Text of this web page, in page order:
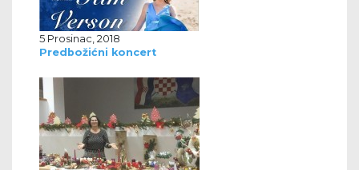
5 Prosinac, 2018
Predbožićni koncert